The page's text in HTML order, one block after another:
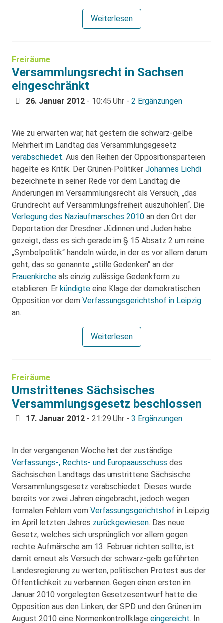
Weiterlesen
Freiräume
Versammlungsrecht in Sachsen
eingeschränkt
26. Januar 2012 - 10:45 Uhr - 2 Ergänzungen
Wie zu erwarten war, hat gestern die schwarz-gelbe
Mehrheit im Landtag das Versammlungsgesetz
verabschiedet. Aus den Reihen der Oppositionsparteien
hagelte es Kritik. Der Grünen-Politiker Johannes Lichdi
bezeichnete in seiner Rede vor dem Landtag die
Änderungen im Versammlungsrecht als Versuch, „das
Grundrecht auf Versammlungsfreiheit auszuhöhlen“. Die
Verlegung des Naziaufmarsches 2010 an den Ort der
Deportation der Dresdner Jüdinnen und Juden habe
gezeigt, dass es sich gerade im § 15 Absatz 2 um reine
„Symbolpolitik“ handeln würde, in der es vor allem darum
geht, das so genannte „stille Gedenken“ an der
Frauenkirche als einzig zulässige Gedenkform zu
etablieren. Er kündigte eine Klage der demokratischen
Opposition vor dem Verfassungsgerichtshof in Leipzig
an.
Weiterlesen
Freiräume
Umstrittenes Sächsisches
Versammlungsgesetz beschlossen
17. Januar 2012 - 21:29 Uhr - 3 Ergänzungen
In der vergangenen Woche hat der zuständige
Verfassungs-, Rechts- und Europaausschuss des
Sächsischen Landtags das umstrittene Sächsische
Versammlungsgesetz verabschiedet. Dieses wurde
bereits vor zwei Jahren eingebracht, jedoch wegen
formalen Fehlern vom Verfassungsgerichtshof in Leipzig
im April letzten Jahres zurückgewiesen. Das neue
Gesetz, welches sich ursprünglich vor allem gegen
rechte Aufmärsche am 13. Februar richten sollte, ist
damit erneut als Versuch der schwarz-gelb geführten
Landesregierung zu werten, politischen Protest aus der
Öffentlichkeit zu verbannen. Gegen einen ersten im
Januar 2010 vorgelegten Gesetzesentwurf hatte die
Opposition aus den Linken, der SPD und den Grünen im
August 2010 eine Normenkontrollklage eingereicht. In